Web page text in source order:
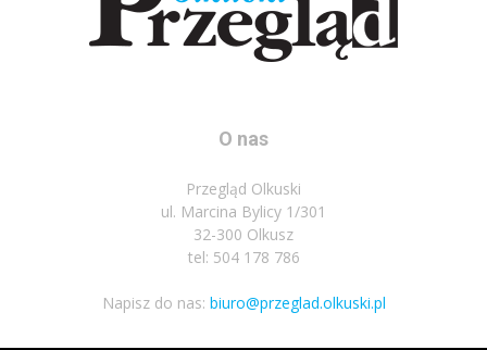
O nas
Przegląd Olkuski
ul. Marcina Bylicy 1/301
32-300 Olkusz
tel: 504 178 786
Napisz do nas: biuro@przeglad.olkuski.pl